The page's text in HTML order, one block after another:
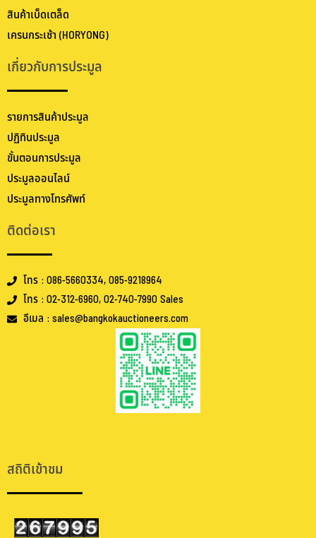
สินค้าเบ็ดเตล็ด
เครนกระเช้า (HORYONG)
เกี่ยวกับการประมูล
รายการสินค้าประมูล
ปฏิทินประมูล
ขั้นตอนการประมูล
ประมูลออนไลน์
ประมูลทางโทรศัพท์
ติดต่อเรา
โทร : 086-5660334, 085-9218964
โทร : 02-312-6960, 02-740-7990 Sales
อีเมล : sales@bangkokauctioneers.com
สถิติเข้าชม